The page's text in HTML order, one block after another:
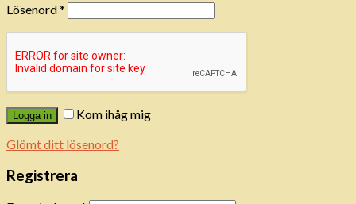
Lösenord*
Logga in
Kom ihåg mig
Glömt ditt lösenord?
Registrera